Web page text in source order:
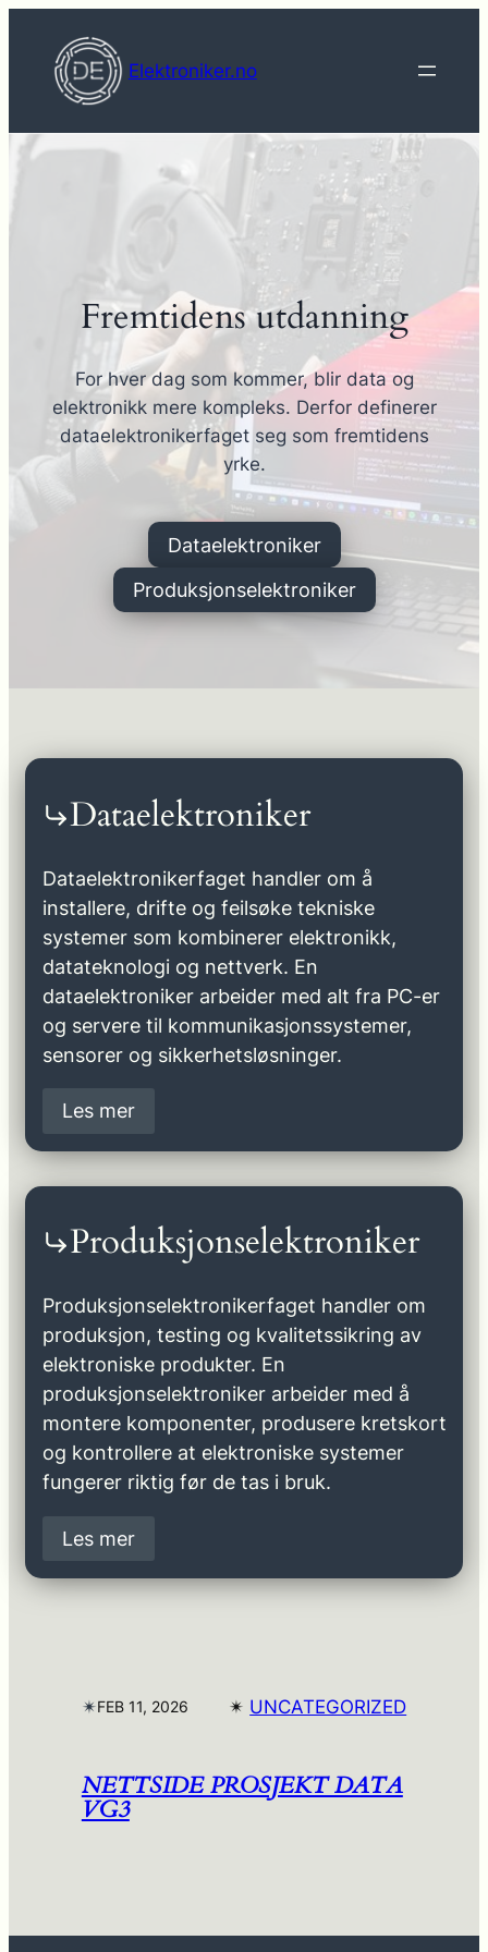
innhold
Elektroniker.no
Fremtidens utdanning
For hver dag som kommer, blir data og
elektronikk mere kompleks. Derfor definerer
dataelektronikerfaget seg som fremtidens
yrke.
Dataelektroniker
Produksjonselektroniker
Dataelektroniker
Dataelektronikerfaget handler om å
installere, drifte og feilsøke tekniske
systemer som kombinerer elektronikk,
datateknologi og nettverk. En
dataelektroniker arbeider med alt fra PC-er
og servere til kommunikasjonssystemer,
sensorer og sikkerhetsløsninger.
Les mer
Produksjonselektroniker
Produksjonselektronikerfaget handler om
produksjon, testing og kvalitetssikring av
elektroniske produkter. En
produksjonselektroniker arbeider med å
montere komponenter, produsere kretskort
og kontrollere at elektroniske systemer
fungerer riktig før de tas i bruk.
Les mer
✴︎FEB 11, 2026 ✴︎ UNCATEGORIZED
NETTSIDE PROSJEKT DATA
VG3